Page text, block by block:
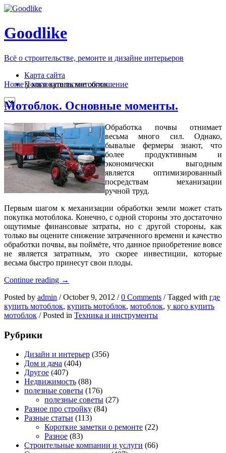
Goodlike
Всё о строительстве, ремонте и дизайне интерьеров
Карта сайта
Пользовательское соглашение
Home у кого купить мотоблок
Мотоблок. Основные моменты.
Обработка почвы отнимает
весьма много сил. Однако,
бывалые фермеры знают, что
более продуктивным и
экономически выгодным
является оптимизированный
посредствам механизации
ручной труд.
Первым шагом к механизации обработки земли может стать
покупка мотоблока. Конечно, с одной стороны это достаточно
ощутимые финансовые затраты, но с другой стороны, как
только вы оцените снижение затраченного времени и качество
обработки почвы, вы поймёте, что данное приобретение вовсе
не является затратным, это скорее инвестиции, которые
весьма быстро принесут свои плоды.
Continue reading Мотоблок.
моменты.
→
Posted by admin / October 9, 2012 / 0 Comments / Tagged with где
купить мотоблок, купить мотоблок, мотоблок, у кого купить
мотоблок / Posted in Техника и инструменты
Рубрики
Дизайн и интерьер (356)
Дом и дача (404)
Другое (407)
Недвижимость (88)
полезные советы (176)
полезные советы (27)
Разное про стройку (84)
Разные статьи (113)
Короткие заметки о ремонте (22)
Разное (83)
Строительные компании и услуги (66)